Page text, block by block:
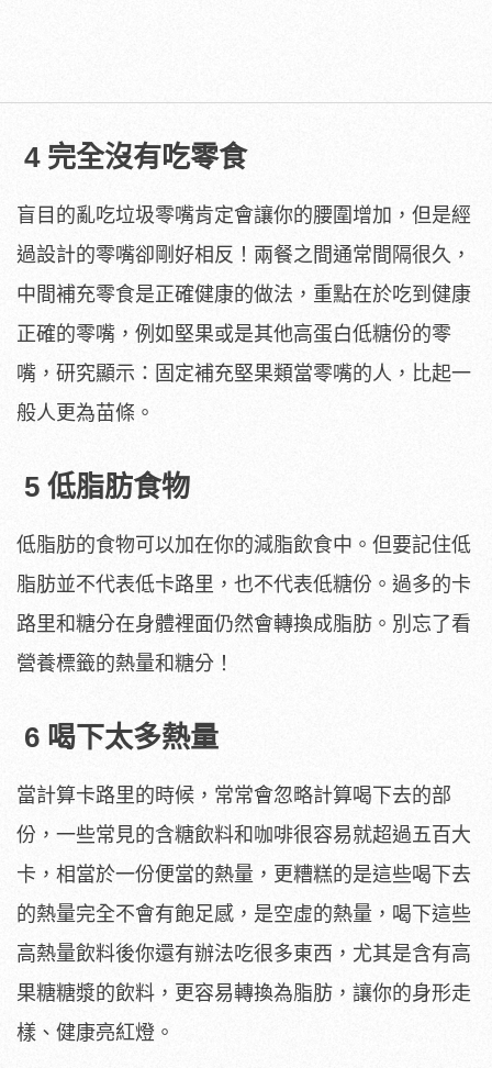
4 完全沒有吃零食
盲目的亂吃垃圾零嘴肯定會讓你的腰圍增加，但是經
過設計的零嘴卻剛好相反！兩餐之間通常間隔很久，
中間補充零食是正確健康的做法，重點在於吃到健康
正確的零嘴，例如堅果或是其他高蛋白低糖份的零
嘴，研究顯示：固定補充堅果類當零嘴的人，比起一
般人更為苗條。
5 低脂肪食物
低脂肪的食物可以加在你的減脂飲食中。但要記住低
脂肪並不代表低卡路里，也不代表低糖份。過多的卡
路里和糖分在身體裡面仍然會轉換成脂肪。別忘了看
營養標籤的熱量和糖分！
6 喝下太多熱量
當計算卡路里的時候，常常會忽略計算喝下去的部
份，一些常見的含糖飲料和咖啡很容易就超過五百大
卡，相當於一份便當的熱量，更糟糕的是這些喝下去
的熱量完全不會有飽足感，是空虛的熱量，喝下這些
高熱量飲料後你還有辦法吃很多東西，尤其是含有高
果糖糖漿的飲料，更容易轉換為脂肪，讓你的身形走
樣、健康亮紅燈。